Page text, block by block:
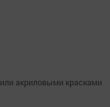
акриловыми красками